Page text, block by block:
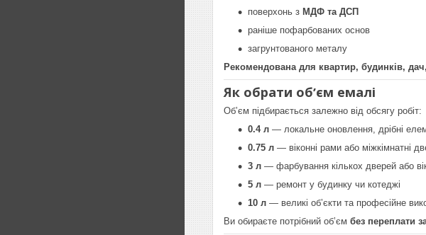
поверхонь з МДФ та ДСП
раніше пофарбованих основ
загрунтованого металу
Рекомендована для квартир, будинків,
Як обрати обʼєм емалі
Обʼєм підбирається залежно від обсягу робіт:
0.4 л — локальне оновлення, дрібні
0.75 л — віконні рами або міжкімнатні
3 л — фарбування кількох дверей або
5 л — ремонт у будинку чи котеджі
10 л — великі обʼєкти та професійне
Ви обираєте потрібний обʼєм без переплати